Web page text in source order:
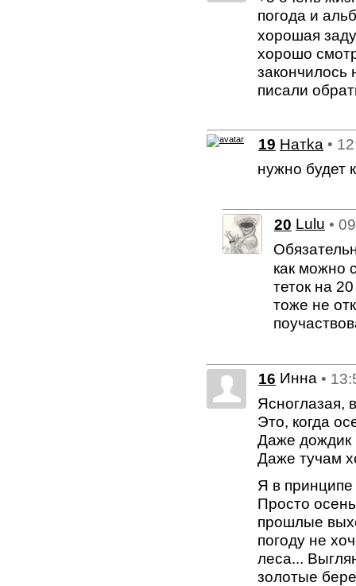
погода и
хорошая
хорошо
закончилось
писали
19 Натkа •
нужно будет
20 Lulu •
как можно
теток на
тоже не
16 Инна •
Ясноглазая,
Это, когда
Даже дождик
Даже тучам
Я в
Просто
прошлые
погоду не
леса...
золотые